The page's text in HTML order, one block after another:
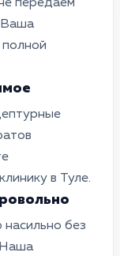
передаем
Ваша
полной
в Туле.
без
Наша